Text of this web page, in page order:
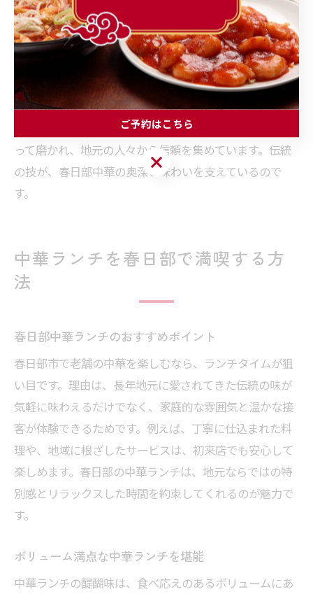
春日部中華に息づく伝統の技法
春日部の中華料理店には、世代を超えて受け継がれてき
た伝統の技法が息づいています。例えば、昔ながらの調
味料の配合や火加減の調整など、細部にまでこだわる姿
勢が特徴です。これらの技法は、長年の経験と研究によ
って磨かれ、地元の人々から信頼を集めています。伝統
の技が、春日部中華の奥深い味わいを支えているので
す。
中華ランチを春日部で満喫する方
法
春日部中華ランチのおすすめポイント
春日部市で老舗の中華を楽しむなら、ランチタイムが狙
い目です。理由は、長年地元に愛されてきた伝統の味が
気軽に味わえるだけでなく、家庭的な雰囲気と温かな接
客が体験できるためです。例えば、丁寧に仕込まれた料
理や、地域に根ざしたサービスは、初来店でも安心して
楽しめます。春日部の中華ランチは、地元ならではの特
別感とリラックスした時間を約束してくれるのが魅力で
す。
ボリューム満点な中華ランチを堪能
中華ランチの醍醐味は、食べ応えのあるボリュームにあ
ご予約はこちら
ご予約はこちら